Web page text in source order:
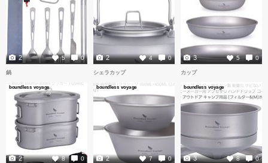
5 0
2 4 0
2 5 0
3
鍋
boundless voyage
8 0
2
シェラカップ
boundless voyage
7 0
2
カップ
boundless voyage
8 0
3